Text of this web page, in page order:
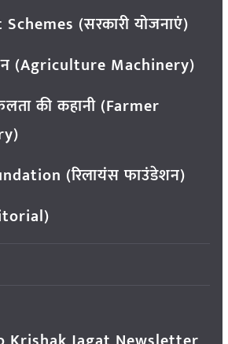
(सरकारी योजनाएं)
(Agriculture Machinery)
की कहानी (Farmer
(रिलायंस फाउंडेशन)